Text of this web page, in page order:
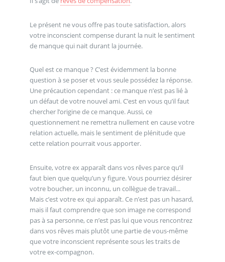
Le présent ne vous offre pas toute satisfaction, alors
votre inconscient compense durant la nuit le sentiment
de manque qui nait durant la journée.
Quel est ce manque ? C’est évidemment la bonne
question à se poser et vous seule possédez la réponse.
Une précaution cependant : ce manque n’est pas lié à
un défaut de votre nouvel ami. C’est en vous qu’il faut
chercher l’origine de ce manque. Aussi, ce
questionnement ne remettra nullement en cause votre
relation actuelle, mais le sentiment de plénitude que
cette relation pourrait vous apporter.
Ensuite, votre ex apparaît dans vos rêves parce qu’il
faut bien que quelqu’un y figure. Vous pourriez désirer
votre boucher, un inconnu, un collègue de travail...
Mais c’est votre ex qui apparaît. Ce n’est pas un hasard,
mais il faut comprendre que son image ne correspond
pas à sa personne, ce n’est pas lui que vous rencontrez
dans vos rêves mais plutôt une partie de vous-même
que votre inconscient représente sous les traits de
votre ex-compagnon.